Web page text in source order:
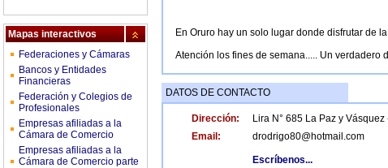
Mapas interactivos
Federaciones y Cámaras
Bancos y Entidades
Financieras
Federación y Colegios de
Profesionales
Empresas afiliadas a la
Cámara de Comercio
Empresas afiliadas a la
Cámara de Comercio parte
En Oruro hay un solo lugar donde disfrutar de
Atención los fines de semana..... Un verdadero
DATOS DE CONTACTO
Dirección: Lira N° 685 La Paz y Vásquez
Email:
drodrigo80@hotmail.com
Escríbenos...